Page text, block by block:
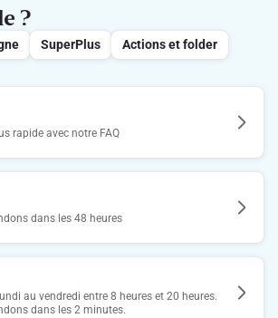
?
SuperPlus
Actions et folder
rapide avec notre FAQ
dans les 48 heures
au vendredi entre 8 heures et 20 heures.
dans les 2 minutes.